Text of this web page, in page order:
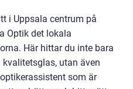
i Uppsala centrum på
Optik det lokala
Här hittar du inte bara
utan även
som är